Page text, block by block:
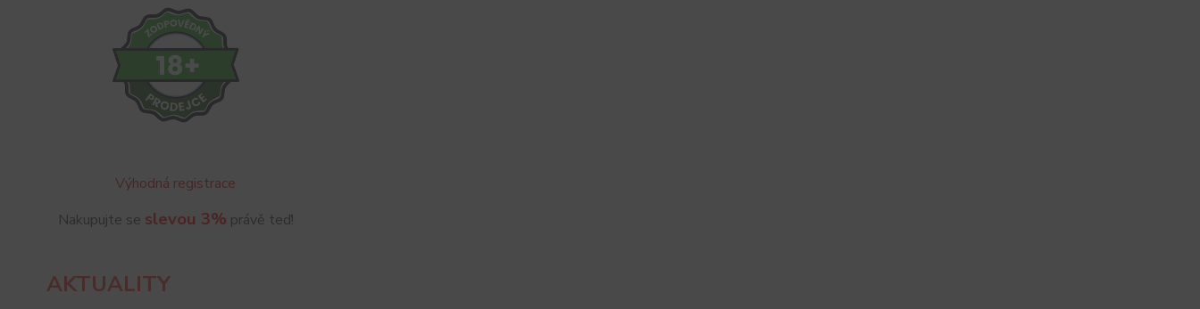
Výhodná registrace
Nakupujte se slevou 3% právě teď!
AKTUALITY